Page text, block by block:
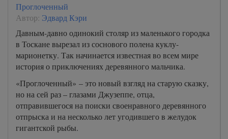
Проглоченный
Автор: Эдвард Кэри
Давным-давно одинокий столяр из маленького городка
в Тоскане вырезал из соснового полена куклу-
марионетку. Так начинается известная во всем мире
история о приключениях деревянного мальчика.
«Проглоченный» – это новый взгляд на старую сказку,
но на сей раз – глазами Джузеппе, отца,
отправившегося на поиски своенравного деревянного
отпрыска и на несколько лет угодившего в желудок
гигантской рыбы.